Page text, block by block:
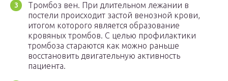
Тромбоз вен. При длительном лежании в
постели происходит застой венозной крови,
итогом которого является образование
кровяных тромбов. С целью профилактики
тромбоза стараются как можно раньше
восстановить двигательную активность
пациента.